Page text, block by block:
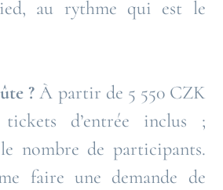
au rythme qui est le
? À partir de 5 550 CZK
d’entrée inclus ;
nombre de participants.
faire une demande de